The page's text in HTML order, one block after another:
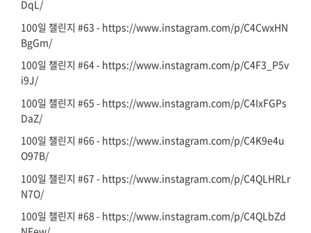
DqL/
100일 챌린지 #63 - https://www.instagram.com/p/C4CwxHN
BgGm/
100일 챌린지 #64 - https://www.instagram.com/p/C4F3_P5v
i9J/
100일 챌린지 #65 - https://www.instagram.com/p/C4IxFGPs
DaZ/
100일 챌린지 #66 - https://www.instagram.com/p/C4K9e4u
O97B/
100일 챌린지 #67 - https://www.instagram.com/p/C4QLHRLr
N7O/
100일 챌린지 #68 - https://www.instagram.com/p/C4QLbZd